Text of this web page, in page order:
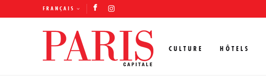
FRANÇAIS
CULTURE HÔTELS